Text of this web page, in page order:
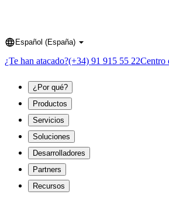
Language
Español (España)
¿Te han atacado?(+34) 91 915 55 22Centro
¿Por qué?
Productos
Servicios
Soluciones
Desarrolladores
Partners
Recursos